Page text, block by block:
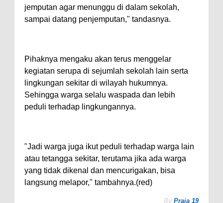
jemputan agar menunggu di dalam sekolah,
sampai datang penjemputan," tandasnya.
Pihaknya mengaku akan terus menggelar
kegiatan serupa di sejumlah sekolah lain serta
lingkungan sekitar di wilayah hukumnya.
Sehingga warga selalu waspada dan lebih
peduli terhadap lingkungannya.
"Jadi warga juga ikut peduli terhadap warga lain
atau tetangga sekitar, terutama jika ada warga
yang tidak dikenal dan mencurigakan, bisa
langsung melapor," tambahnya.(red)
By Praja 19